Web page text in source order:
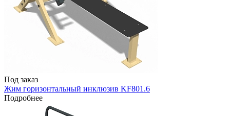
Под заказ
Жим горизонтальный инклюзив KF801.6
Подробнее